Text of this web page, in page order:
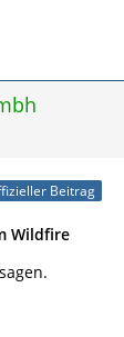
Beitrag
Wildfire